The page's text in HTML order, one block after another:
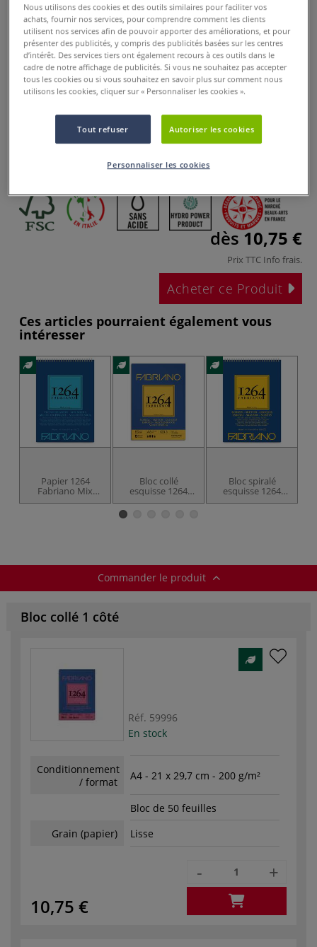
Papier 1264 Fabriano Bristol
0 Commentaires
le papier Bristol extra lisse de Fabriano 1264 offre une
dès10,75 €
Prix TTC Info frais.
Acheter ce Produit
Ces articles pourraient également vous
intéresser
Papier 1264
Fabriano Mix
Média
Bloc collé
esquisse 1264
Fabriano
Bloc spiralé
esquisse 1264
Fabriano
Commander le produit
Bloc collé 1 côté
Réf. 59996
En stock
Conditionnement
/ format
A4 - 21 x 29,7 cm - 200 g/m²
Bloc de 50 feuilles
Grain (papier)
Lisse
10,75 €
- +
Nous utilisons des cookies et des outils similaires pour faciliter vos
achats, fournir nos services, pour comprendre comment les clients
utilisent nos services afin de pouvoir apporter des améliorations, et pour
présenter des publicités, y compris des publicités basées sur les centres
d’intérêt. Des services tiers ont également recours à ces outils dans le
cadre de notre affichage de publicités. Si vous ne souhaitez pas accepter
tous les cookies ou si vous souhaitez en savoir plus sur comment nous
utilisons les cookies, cliquer sur « Personnaliser les cookies ».
Tout refuser Autoriser les cookies
Personnaliser les cookies